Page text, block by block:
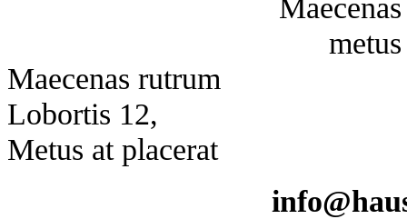
Maecenas rutrum
Lobortis 12,
Metus at placerat